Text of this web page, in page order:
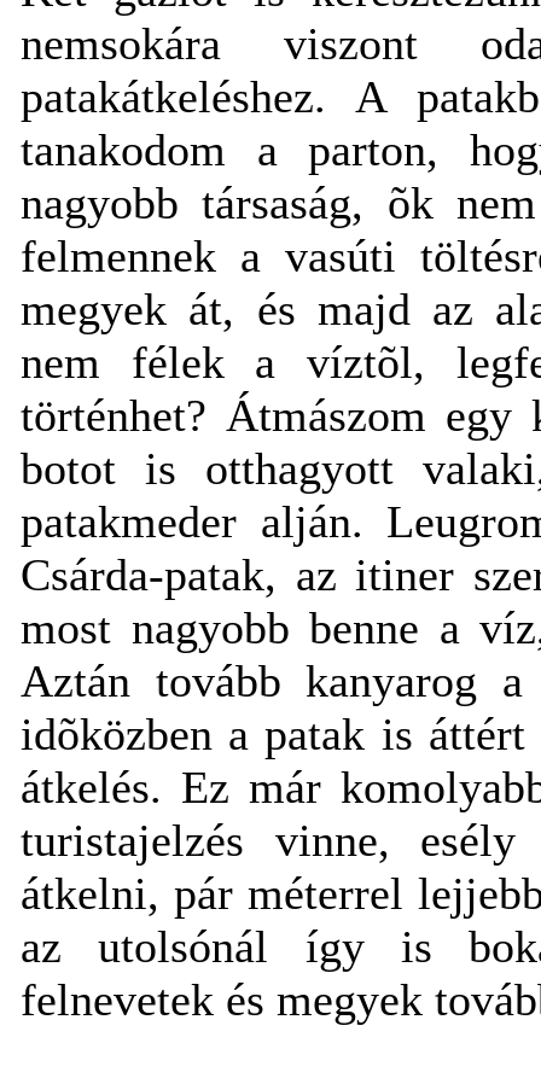
nemsokára viszont
patakátkeléshez. A
tanakodom a parton,
nagyobb társaság, õk
felmennek a vasúti
megyek át, és majd az
nem félek a víztõl,
történhet? Átmászom
botot is otthagyott
patakmeder alján.
Csárda-patak, az itiner
most nagyobb benne a
Aztán tovább kanyarog
idõközben a patak is
átkelés. Ez már
turistajelzés vinne,
átkelni, pár méterrel
az utolsónál így is
felnevetek és megyek